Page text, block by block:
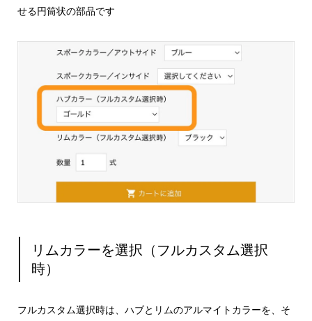
せる円筒状の部品です
リムカラーを選択（フルカスタム選択
時）
フルカスタム選択時は、ハブとリムのアルマイトカラーを、そ